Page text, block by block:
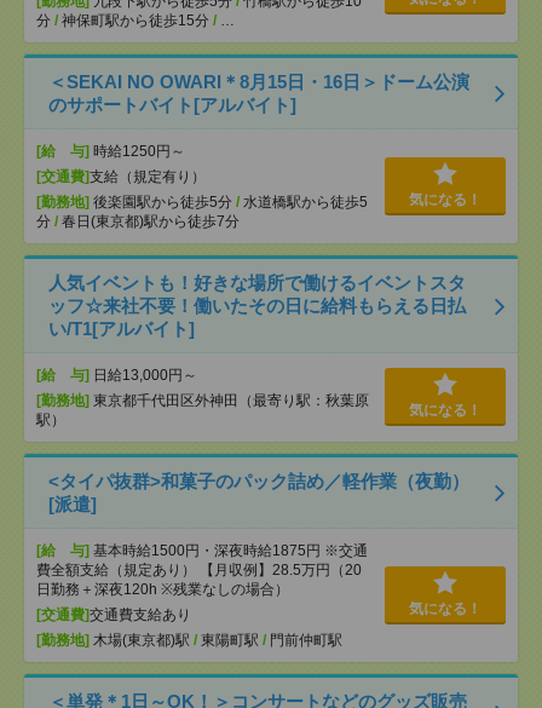
分 / 神保町駅から徒歩15分 / …
＜SEKAI NO OWARI＊8月15日・16日＞ドーム公演
のサポートバイト[アルバイト]
[給 与] 時給1250円～
[交通費]支給（規定有り）
[勤務地] 後楽園駅から徒歩5分 / 水道橋駅から徒歩5
分 / 春日(東京都)駅から徒歩7分
気になる！
人気イベントも！好きな場所で働けるイベントスタ
ッフ☆来社不要！働いたその日に給料もらえる日払
い/T1[アルバイト]
[給 与] 日給13,000円～
[勤務地] 東京都千代田区外神田（最寄り駅：秋葉原
駅）
気になる！
<タイパ抜群>和菓子のパック詰め／軽作業（夜勤）
[派遣]
[給 与] 基本時給1500円・深夜時給1875円 ※交通
費全額支給（規定あり） 【月収例】28.5万円（20
日勤務＋深夜120h ※残業なしの場合）
[交通費]交通費支給あり
[勤務地] 木場(東京都)駅 / 東陽町駅 / 門前仲町駅
気になる！
＜単発＊1日～OK！＞コンサートなどのグッズ販売